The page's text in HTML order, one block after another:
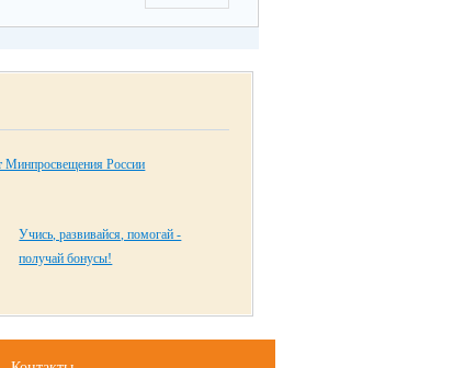
Минпросвещения России
Учись, развивайся, помогай -
получай бонусы!